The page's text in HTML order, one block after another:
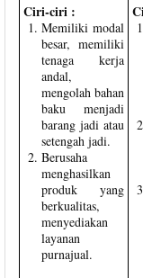
Ciri-ciri :
Memiliki modal
besar, memiliki
tenaga kerja
andal,
mengolah bahan
baku menjadi
barang jadi atau
setengah jadi.
Berusaha
menghasilkan
produk yang
berkualitas,
menyediakan
layanan
purnajual.